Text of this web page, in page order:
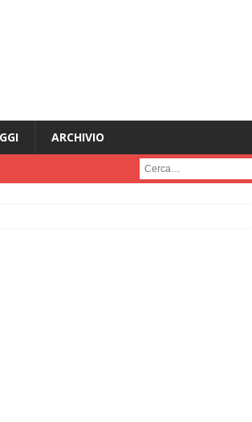
ARCHIVIO
Cerca :